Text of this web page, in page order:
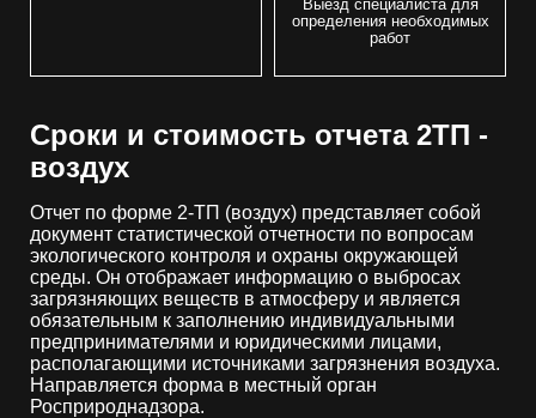
Выезд специалиста для
определения необходимых
работ
Сроки и стоимость отчета 2ТП -
воздух
Отчет по форме 2-ТП (воздух) представляет собой
документ статистической отчетности по вопросам
экологического контроля и охраны окружающей
среды. Он отображает информацию о выбросах
загрязняющих веществ в атмосферу и является
обязательным к заполнению индивидуальными
предпринимателями и юридическими лицами,
располагающими источниками загрязнения воздуха.
Направляется форма в местный орган
Росприроднадзора.